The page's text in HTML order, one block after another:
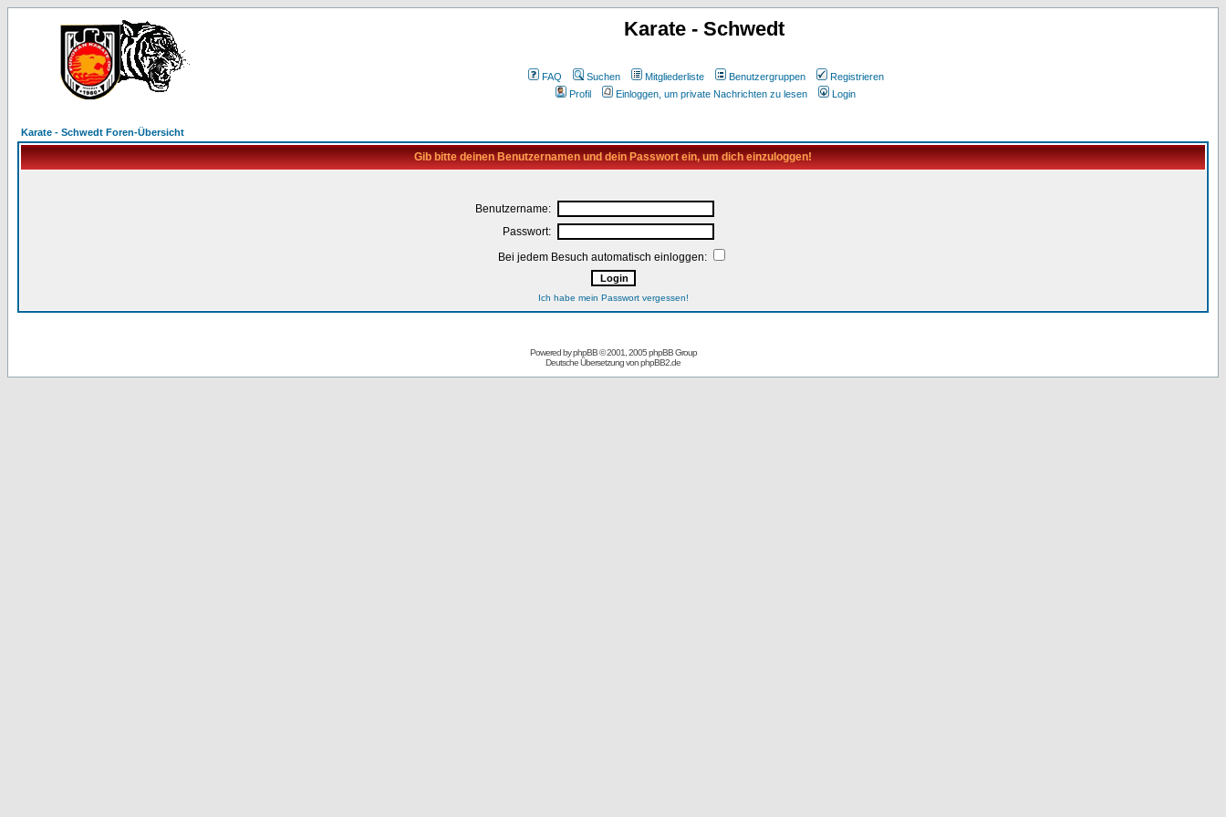
Karate - Schwedt
FAQ Suchen Mitgliederliste Benutzergruppen
Registrieren
Profil
Einloggen, um private Nachrichten zu lesen Login
Karate - Schwedt Foren-Übersicht
Gib bitte deinen Benutzernamen und dein Passwort ein, um dich einzuloggen!
Benutzername:
Passwort:
Bei jedem Besuch automatisch einloggen:
Ich habe mein Passwort vergessen!
Powered byphpBB© 2001, 2005 phpBB Group
Deutsche Übersetzung vonphpBB2.de